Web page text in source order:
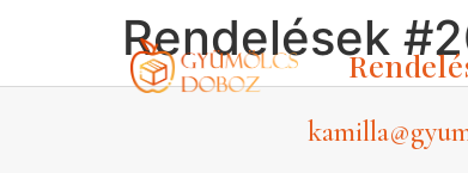
Rendelések